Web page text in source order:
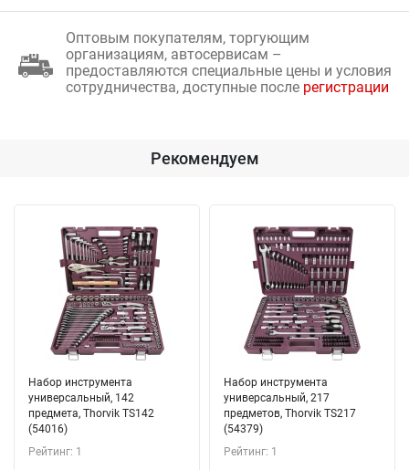
Оптовым покупателям, торгующим
организациям, автосервисам –
предоставляются специальные цены и условия
сотрудничества, доступные после регистрации
Рекомендуем
Набор инструмента
универсальный, 142
предмета, Thorvik TS142
(54016)
Рейтинг: 1
Набор инструмента
универсальный, 217
предметов, Thorvik TS217
(54379)
Рейтинг: 1